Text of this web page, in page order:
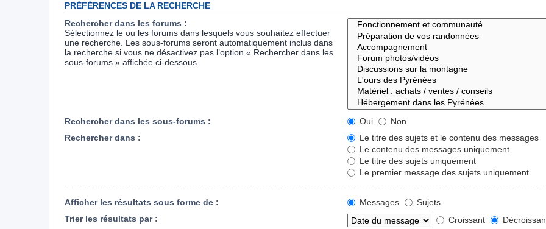
PRÉFÉRENCES DE LA RECHERCHE
Rechercher dans les forums :
Sélectionnez le ou les forums dans lesquels vous souhaitez effectuer
une recherche. Les sous-forums seront automatiquement inclus dans
la recherche si vous ne désactivez pas l’option « Rechercher dans les
sous-forums » affichée ci-dessous.
Rechercher dans les sous-forums : Oui
Non
Rechercher dans :
Le titre des sujets et le contenu des messages
Le contenu des messages uniquement
Le titre des sujets uniquement
Le premier message des sujets uniquement
Afficher les résultats sous forme de : Messages
Sujets
Trier les résultats par :
Croissant